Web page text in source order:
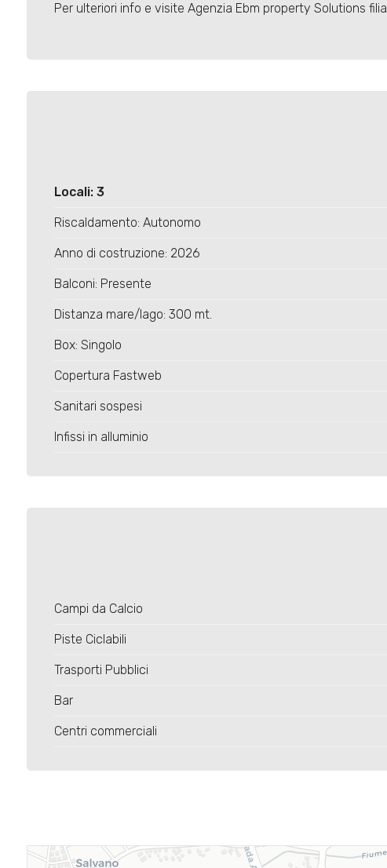
Per ulteriori info e visite Agenzia Ebm property Solutions
Locali: 3
Riscaldamento: Autonomo
Anno di costruzione: 2026
Balconi: Presente
Distanza mare/lago: 300 mt.
Box: Singolo
Copertura Fastweb
Sanitari sospesi
Infissi in alluminio
Campi da Calcio
Piste Ciclabili
Trasporti Pubblici
Bar
Centri commerciali